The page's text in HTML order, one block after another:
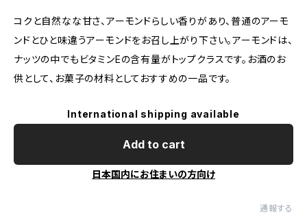
コクと自然なな甘さ、アーモンドらしい香りがあり、普通のアーモ
ンドとひと味違うアーモンドをお召し上がり下さい。アーモンドは、
ナッツの中でもビタミンEの含有量がトップクラスです。お酒のお
供として、お菓子の材料としておすすめの一品です。
International shipping available
Add to cart
日本国内にお住まいの方向け
通報する